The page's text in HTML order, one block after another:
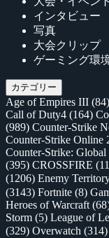
インタビュー
写真
大会クリップ
ゲーミング環
カテゴリー
Age of Empires III (84)
Call of Duty4 (164)
(989) Counter-Strike
Counter-Strike Online
Counter-Strike:
(395) CROSSFIRE
(1206) Enemy
(3143) Fortnite (8)
Heroes of Warcraft
Storm (5) League of
(329) Overwatch (314)